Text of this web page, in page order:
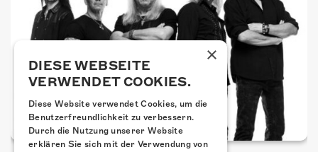
×
DIESE WEBSEITE
VERWENDET COOKIES.
Diese Website verwendet Cookies, um die
Benutzerfreundlichkeit zu verbessern.
Durch die Nutzung unserer Website
erklären Sie sich mit der Verwendung von